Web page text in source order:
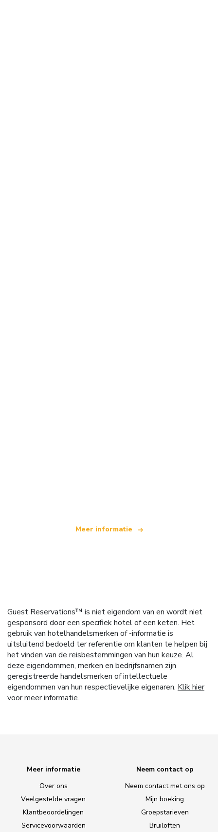
Meer informatie
Guest Reservations™ is niet eigendom van en wordt niet
gesponsord door een specifiek hotel of een keten. Het
gebruik van hotelhandelsmerken of -informatie is
uitsluitend bedoeld ter referentie om klanten te helpen bij
het vinden van de reisbestemmingen van hun keuze. Al
deze eigendommen, merken en bedrijfsnamen zijn
geregistreerde handelsmerken of intellectuele
eigendommen van hun respectievelijke eigenaren. Klik hier
voor meer informatie.
Meer informatie
Over ons
Veelgestelde vragen
Klantbeoordelingen
Servicevoorwaarden
Neem contact op
Neem contact met ons op
Mijn boeking
Groepstarieven
Bruiloften